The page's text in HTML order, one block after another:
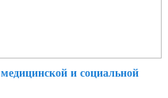
и социальной